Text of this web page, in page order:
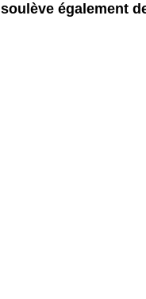
soulève également